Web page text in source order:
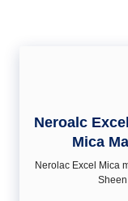
Neroalc
Mica
Nerolac Excel Mica
Sheen